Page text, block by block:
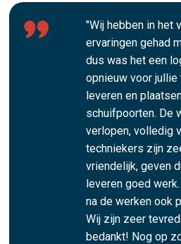
"Wij hebben in het
ervaringen gehad
dus was het een
opnieuw voor
leveren en
schuifpoorten. De
verlopen, volledig
techniekers zijn
vriendelijk, geven
leveren goed
na de werken ook
Wij zijn zeer
bedankt! Nog op